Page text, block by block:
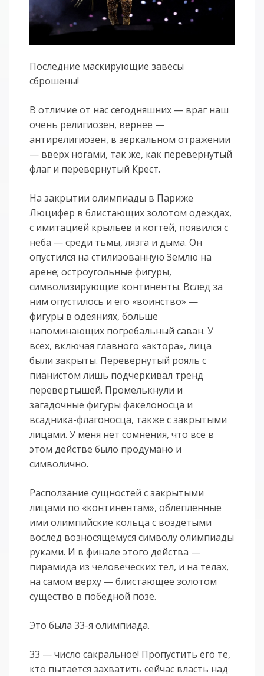
Последние маскирующие завесы
сброшены!
В отличие от нас сегодняшних — враг наш
очень религиозен, вернее —
антирелигиозен, в зеркальном отражении
— вверх ногами, так же, как перевернутый
флаг и перевернутый Крест.
На закрытии олимпиады в Париже
Люцифер в блистающих золотом одеждах,
с имитацией крыльев и когтей, появился с
неба — среди тьмы, лязга и дыма. Он
опустился на стилизованную Землю на
арене; остроугольные фигуры,
символизирующие континенты. Вслед за
ним опустилось и его «воинство» —
фигуры в одеяниях, больше
напоминающих погребальный саван. У
всех, включая главного «актора», лица
были закрыты. Перевернутый рояль с
пианистом лишь подчеркивал тренд
перевертышей. Промелькнули и
загадочные фигуры факелоносца и
всадника-флагоносца, также с закрытыми
лицами. У меня нет сомнения, что все в
этом действе было продумано и
символично.
Расползание сущностей с закрытыми
лицами по «континентам», облепленные
ими олимпийские кольца с воздетыми
вослед возносящемуся символу олимпиады
руками. И в финале этого действа —
пирамида из человеческих тел, и на телах,
на самом верху — блистающее золотом
существо в победной позе.
Это была 33-я олимпиада.
33 — число сакральное! Пропустить его те,
кто пытается захватить сейчас власть над